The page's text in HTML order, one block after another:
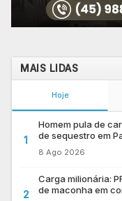
MAIS LIDAS
Hoje
1
Homem pula de
de sequestro em
8 Ago 2026
2
Carga milionária:
de maconha em